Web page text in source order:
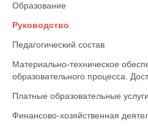
Образование
Руководство
Педагогический состав
Материально-техническое
образовательного процесса.
Платные образовательные услуги
Финансово-хозяйственная